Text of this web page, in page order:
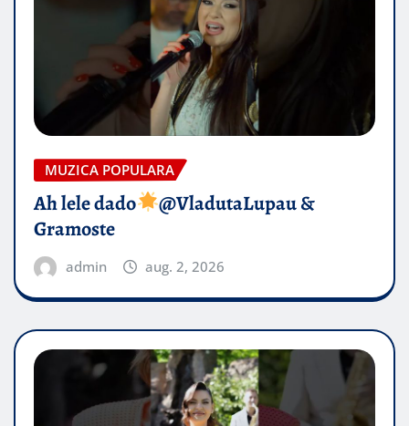
MUZICA POPULARA
Ah lele dado​
@VladutaLupau &
Gramoste
admin aug. 2, 2026